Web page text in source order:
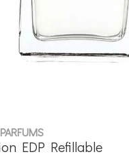
EDP Refillable